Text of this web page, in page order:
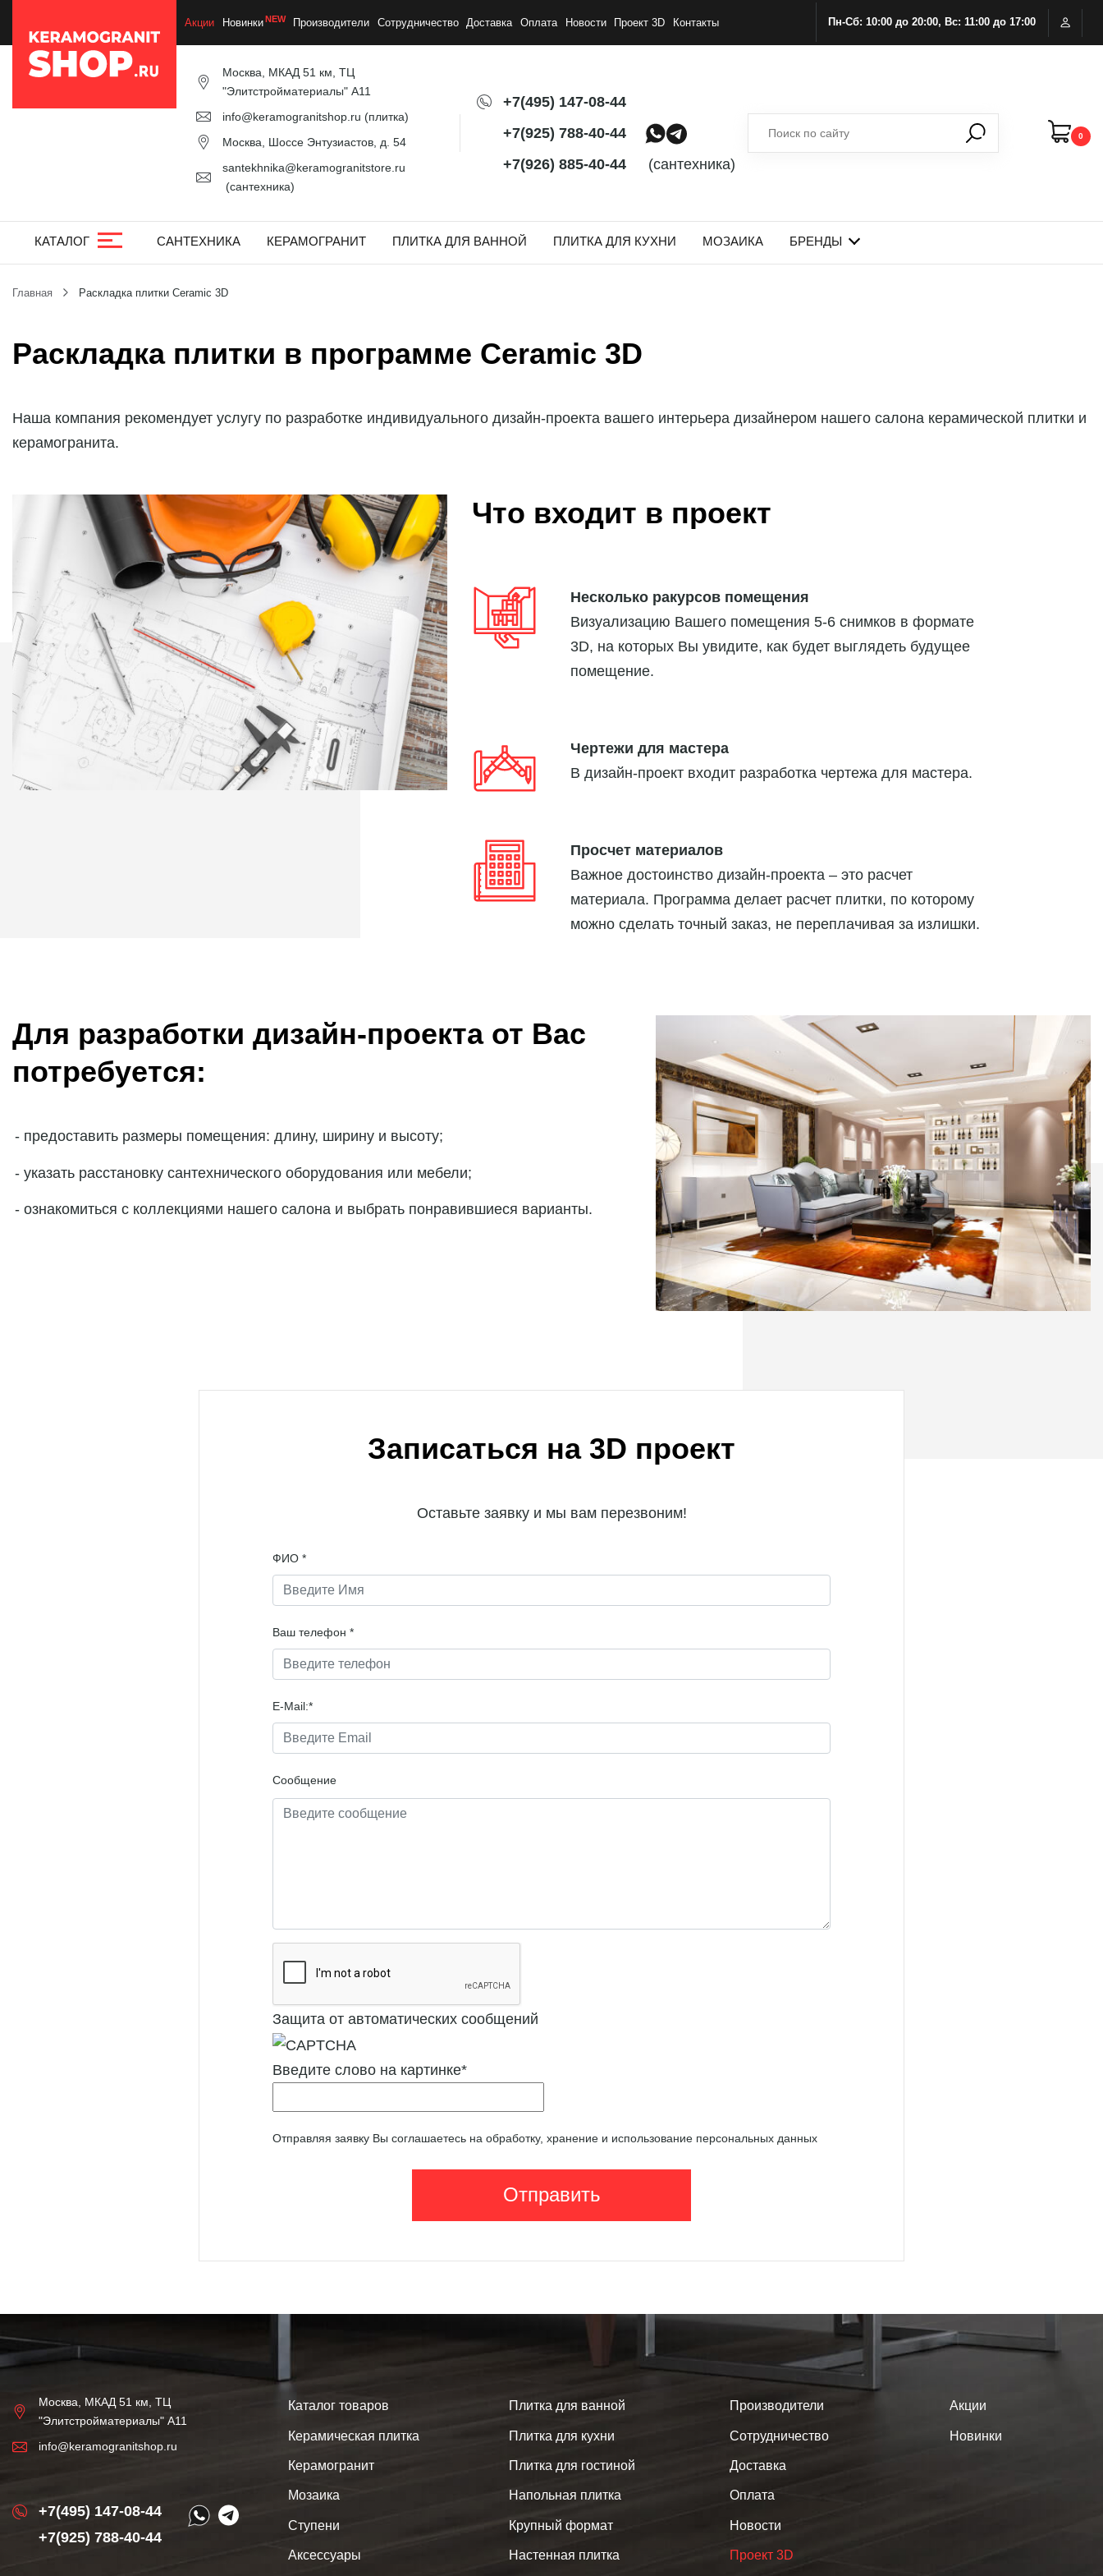
Акции Новинки Производители Сотрудничество Доставка Оплата Новости Проект 3D Контакты Пн-Сб: 10:00 до 20:00, Вс: 11:00 до 17:00
Москва, МКАД 51 км, ТЦ
"Элитстройматериалы" А11
info@keramogranitshop.ru (плитка)
Москва, Шоссе Энтузиастов, д. 54
santekhnika@keramogranitstore.ru
(сантехника)
+7(495) 147-08-44
+7(925) 788-40-44
+7(926) 885-40-44
(сантехника)
0
КАТАЛОГ САНТЕХНИКА КЕРАМОГРАНИТ ПЛИТКА ДЛЯ ВАННОЙ ПЛИТКА ДЛЯ КУХНИ МОЗАИКА БРЕНДЫ
Главная Раскладка плитки Ceramic 3D
Раскладка плитки в программе Ceramic 3D
Наша компания рекомендует услугу по разработке индивидуального дизайн-проекта вашего интерьера дизайнером нашего салона керамической плитки и
керамогранита.
Что входит в проект
Несколько ракурсов помещения
Визуализацию Вашего помещения 5-6 снимков в формате
3D, на которых Вы увидите, как будет выглядеть будущее
помещение.
Чертежи для мастера
В дизайн-проект входит разработка чертежа для мастера.
Просчет материалов
Важное достоинство дизайн-проекта – это расчет
материала. Программа делает расчет плитки, по которому
можно сделать точный заказ, не переплачивая за излишки.
Для разработки дизайн-проекта от Вас
потребуется:
предоставить размеры помещения: длину, ширину и высоту;
указать расстановку сантехнического оборудования или мебели;
ознакомиться с коллекциями нашего салона и выбрать понравившиеся варианты.
Записаться на 3D проект
Оставьте заявку и мы вам перезвоним!
ФИО *
Ваш телефон *
E-Mail:*
Сообщение
Защита от автоматических сообщений
Введите слово на картинке*
Отправляя заявку Вы соглашаетесь на обработку, хранение и использование персональных данных
Отправить
Каталог товаров
Керамическая плитка
Керамогранит
Мозаика
Ступени
Аксессуары
Плитка для ванной
Плитка для кухни
Плитка для гостиной
Напольная плитка
Крупный формат
Настенная плитка
Производители
Сотрудничество
Доставка
Оплата
Новости
Проект 3D
Акции
Новинки
Москва, МКАД 51 км, ТЦ
"Элитстройматериалы" А11
info@keramogranitshop.ru
+7(495) 147-08-44
+7(925) 788-40-44